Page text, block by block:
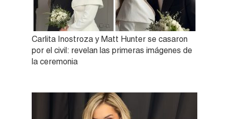
Carlita Inostroza y Matt Hunter se casaron
por el civil: revelan las primeras imágenes de
la ceremonia